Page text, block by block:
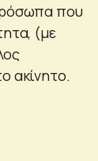
που
(με
ακίνητο.